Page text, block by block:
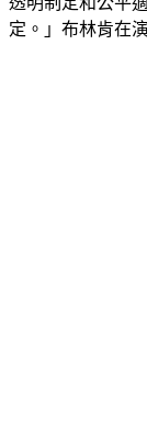
定。」布林肯在